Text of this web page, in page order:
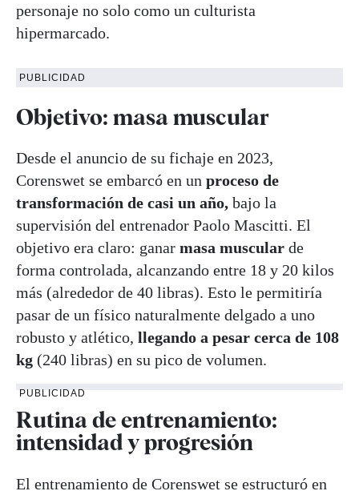
personaje no solo como un culturista
hipermarcado.
PUBLICIDAD
Objetivo: masa muscular
Desde el anuncio de su fichaje en 2023,
Corenswet se embarcó en un proceso de
transformación de casi un año, bajo la
supervisión del entrenador Paolo Mascitti. El
objetivo era claro: ganar masa muscular de
forma controlada, alcanzando entre 18 y 20 kilos
más (alrededor de 40 libras). Esto le permitiría
pasar de un físico naturalmente delgado a uno
robusto y atlético, llegando a pesar cerca de 108
kg (240 libras) en su pico de volumen.
PUBLICIDAD
Rutina de entrenamiento:
intensidad y progresión
El entrenamiento de Corenswet se estructuró en